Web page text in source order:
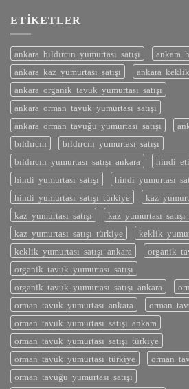
ETIKETLER
ankara bıldırcın yumurtası satışı
ankara
ankara kaz yumurtası satışı
ankara keklik
ankara organik tavuk yumurtası satışı
ankara orman tavuk yumurtası satışı
ankara orman tavuğu yumurtası satışı
bıldırcın
bıldırcın yumurtası satışı
bıldırcın yumurtası satışı ankara
hindi eti
hindi yumurtası satışı
hindi yumurtası
hindi yumurtası satışı türkiye
kaz
kaz yumurtası satışı
kaz yumurtası satışı
kaz yumurtası satışı türkiye
keklik
keklik yumurtası satışı ankara
organik
organik tavuk yumurtası satışı
organik tavuk yumurtası satışı ankara
orman tavuk yumurtası ankara
orman
orman tavuk yumurtası satışı ankara
orman tavuk yumurtası satışı türkiye
orman tavuk yumurtası türkiye
orman
orman tavuğu yumurtası satışı